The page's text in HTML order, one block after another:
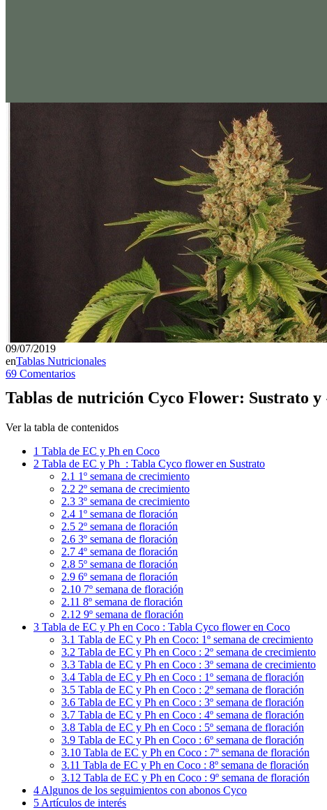
09/07/2019
enTablas Nutricionales
69 Comentarios
Tablas de nutrición Cyco Flower: Sustrato y
Ver la tabla de contenidos
1 Tabla de EC y Ph en Coco
2 Tabla de EC y Ph : Tabla Cyco flower en Sustrato
2.1 1º semana de crecimiento
2.2 2º semana de crecimiento
2.3 3º semana de crecimiento
2.4 1º semana de floración
2.5 2º semana de floración
2.6 3º semana de floración
2.7 4º semana de floración
2.8 5º semana de floración
2.9 6º semana de floración
2.10 7º semana de floración
2.11 8º semana de floración
2.12 9º semana de floración
3 Tabla de EC y Ph en Coco : Tabla Cyco flower en Coco
3.1 Tabla de EC y Ph en Coco: 1º semana de crecimiento
3.2 Tabla de EC y Ph en Coco : 2º semana de crecimiento
3.3 Tabla de EC y Ph en Coco : 3º semana de crecimiento
3.4 Tabla de EC y Ph en Coco : 1º semana de floración
3.5 Tabla de EC y Ph en Coco : 2º semana de floración
3.6 Tabla de EC y Ph en Coco : 3º semana de floración
3.7 Tabla de EC y Ph en Coco : 4º semana de floración
3.8 Tabla de EC y Ph en Coco : 5º semana de floración
3.9 Tabla de EC y Ph en Coco : 6º semana de floración
3.10 Tabla de EC y Ph en Coco : 7º semana de floración
3.11 Tabla de EC y Ph en Coco : 8º semana de floración
3.12 Tabla de EC y Ph en Coco : 9º semana de floración
4 Algunos de los seguimientos con abonos Cyco
5 Artículos de interés